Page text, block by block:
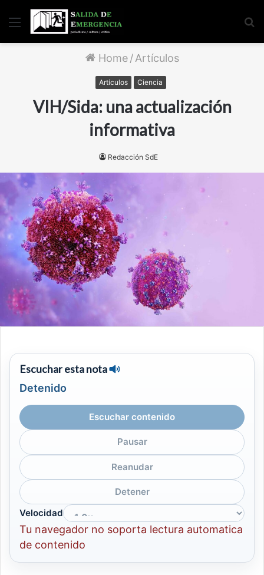
Menu
Home /Artículos
Artículos Ciencia
VIH/Sida: una actualización
informativa
Redacción SdE
Escuchar esta nota
Detenido
Escuchar contenido
Pausar
Reanudar
Detener
Velocidad
Tu navegador no soporta lectura automatica
de contenido